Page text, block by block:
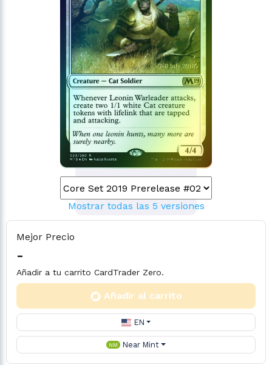
Mostrar todas las 5 versiones
Mejor Precio
-
Añadir a tu carrito CardTrader Zero.
Añadir al carrito
EN
NM Near Mint